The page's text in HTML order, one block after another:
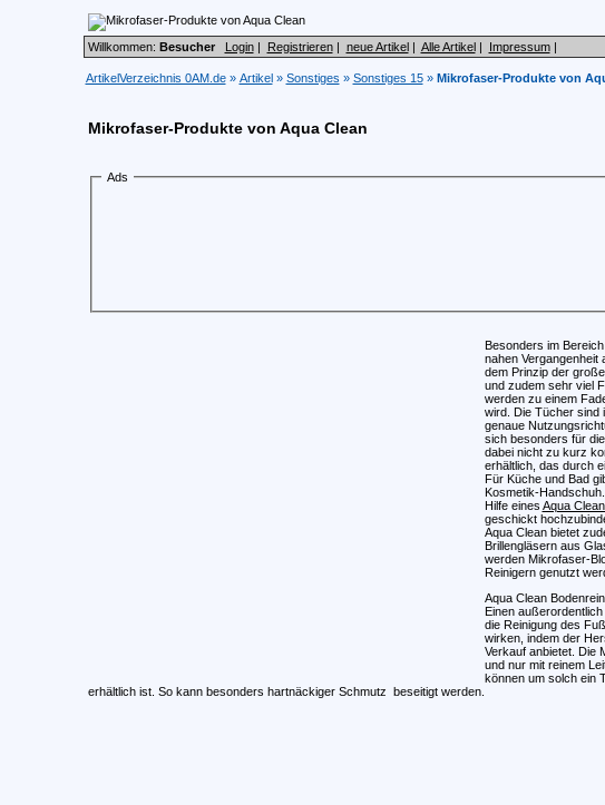
Willkommen: Besucher Login| Registrieren| neue Artikel| Alle Artikel| Impressum|
ArtikelVerzeichnis 0AM.de» Artikel» Sonstiges » Sonstiges 15» Mikrofaser-Produkte von
Mikrofaser-Produkte von Aqua Clean
Ads
Besonders im
nahen Vergangenheit
dem Prinzip der
und zudem sehr viel
werden zu einem
wird. Die Tücher sind
genaue
sich besonders für
dabei nicht zu kurz
erhältlich, das durch
Für Küche und Bad
Kosmetik-
Hilfe eines Aqua
geschickt
Aqua Clean bietet
Brillengläsern aus
werden Mikrofaser-
Reinigern genutzt
Aqua Clean
Einen
die Reinigung des
wirken, indem der
Verkauf anbietet. Die
und nur mit reinem
können um solch ein
erhältlich ist. So kann besonders hartnäckiger Schmutz beseitigt werden.